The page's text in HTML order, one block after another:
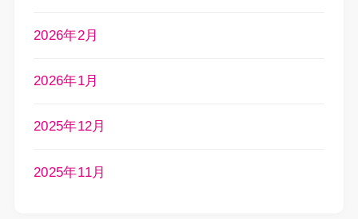
2026年2月
2026年1月
2025年12月
2025年11月